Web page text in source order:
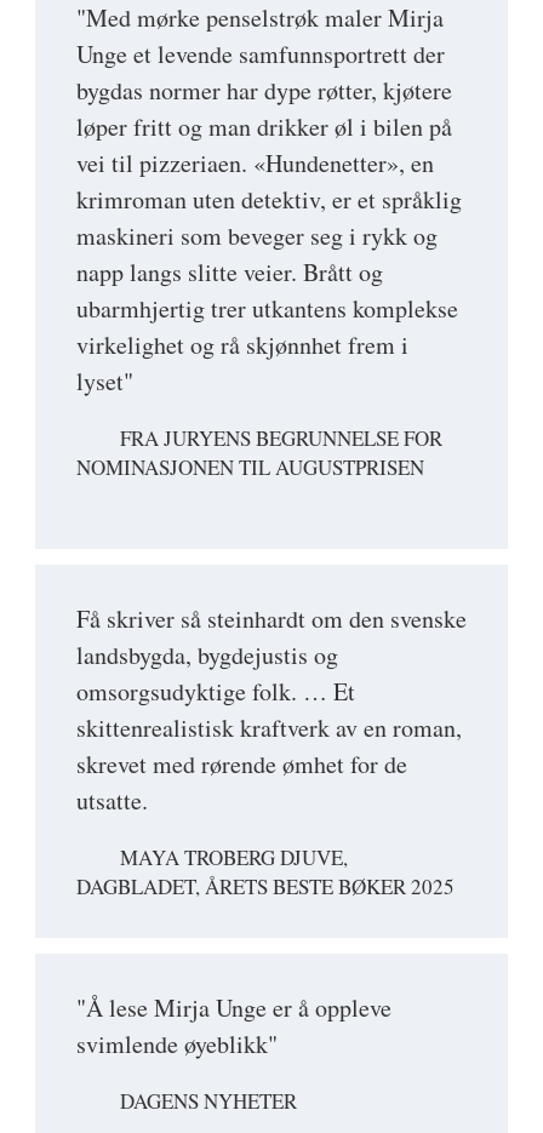
"Med mørke penselstrøk maler Mirja
Unge et levende samfunnsportrett der
bygdas normer har dype røtter, kjøtere
løper fritt og man drikker øl i bilen på
vei til pizzeriaen. «Hundenetter», en
krimroman uten detektiv, er et språklig
maskineri som beveger seg i rykk og
napp langs slitte veier. Brått og
ubarmhjertig trer utkantens komplekse
virkelighet og rå skjønnhet frem i
lyset"
FRA JURYENS BEGRUNNELSE FOR
NOMINASJONEN TIL AUGUSTPRISEN
Få skriver så steinhardt om den svenske
landsbygda, bygdejustis og
omsorgsudyktige folk. … Et
skittenrealistisk kraftverk av en roman,
skrevet med rørende ømhet for de
utsatte.
MAYA TROBERG DJUVE,
DAGBLADET, ÅRETS BESTE BØKER 2025
"Å lese Mirja Unge er å oppleve
svimlende øyeblikk"
DAGENS NYHETER